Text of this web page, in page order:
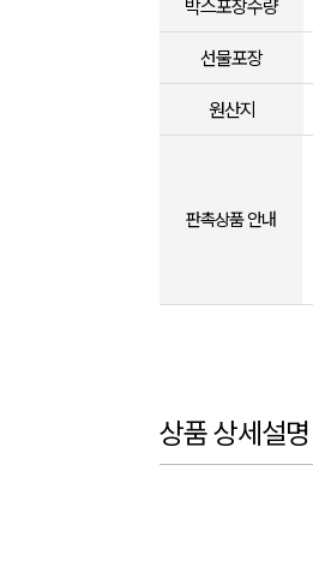
박스포장수량
선물포장
원산지
판촉상품 안내
상품 상세설명